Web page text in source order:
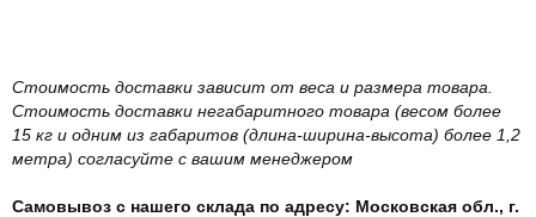
Стоимость доставки зависит от веса и размера товара.
Стоимость доставки негабаритного товара (весом более
15 кг и одним из габаритов (длина-ширина-высота) более 1,2
метра) согласуйте с вашим менеджером
Самовывоз с нашего склада по адресу: Московская обл., г.